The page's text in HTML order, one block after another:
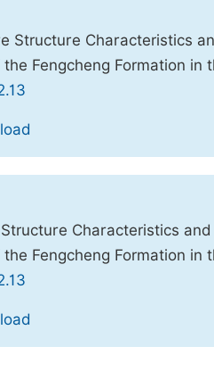
Structure Characteristics
Fengcheng Formation in
Characteristics
Fengcheng Formation in